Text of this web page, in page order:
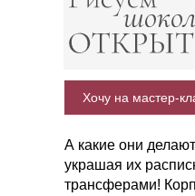
Хочу на мастер-
А какие они
украшая их
трансферами!